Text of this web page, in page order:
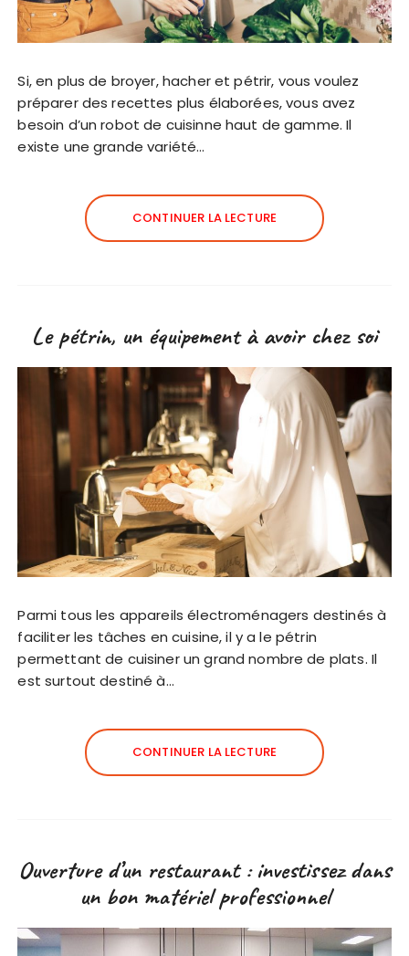
Si, en plus de broyer, hacher et pétrir, vous voulez
préparer des recettes plus élaborées, vous avez
besoin d’un robot de cuisinne haut de gamme. Il
existe une grande variété…
CONTINUER LA LECTURE
Le pétrin, un équipement à avoir chez soi
Parmi tous les appareils électroménagers destinés à
faciliter les tâches en cuisine, il y a le pétrin
permettant de cuisiner un grand nombre de plats. Il
est surtout destiné à…
CONTINUER LA LECTURE
Ouverture d’un restaurant : investissez dans
un bon matériel professionnel